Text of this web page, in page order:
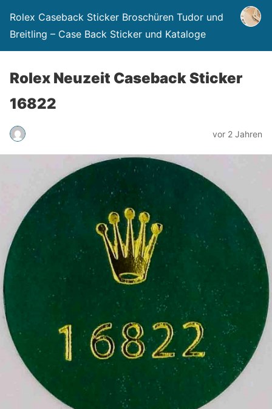
Rolex Caseback Sticker Broschüren Tudor und
Breitling – Case Back Sticker und Kataloge
Rolex Neuzeit Caseback Sticker
16822
vor 2 Jahren